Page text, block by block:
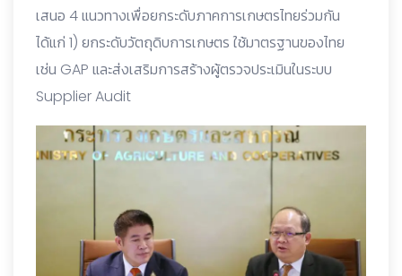
เสนอ 4 แนวทางเพื่อยกระดับภาคการเกษตรไทยร่วมกัน
ได้แก่ 1) ยกระดับวัตถุดิบการเกษตร ใช้มาตรฐานของไทย
เช่น GAP และส่งเสริมการสร้างผู้ตรวจประเมินในระบบ
Supplier Audit